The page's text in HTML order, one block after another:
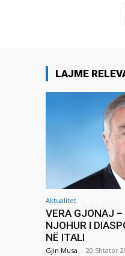
LAJME
Aktualitet
VERA GJONAJ –
NJOHUR I
NË ITALI
Gjin Musa - 20 Shtator